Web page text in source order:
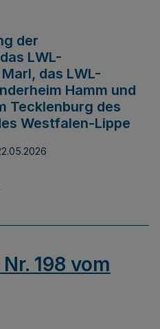
der
LWL-
das LWL-
Hamm und
Tecklenburg des
Westfalen-Lippe
198 vom